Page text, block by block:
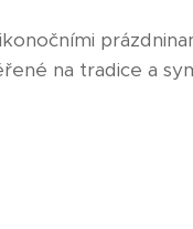
na tradice a